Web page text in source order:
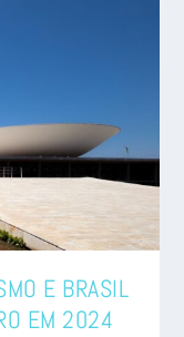
E BRASIL
EM 2024